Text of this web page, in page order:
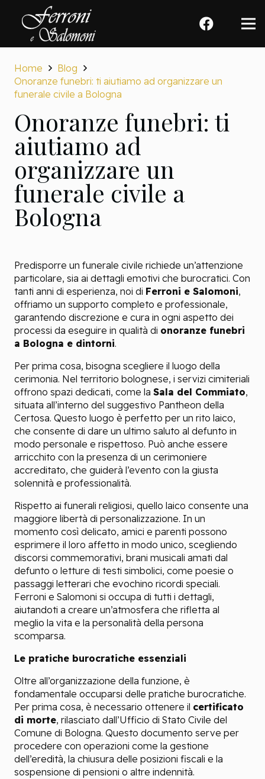
Home
Blog
Onoranze funebri: ti aiutiamo ad organizzare un
funerale civile a Bologna
Onoranze funebri: ti
aiutiamo ad
organizzare un
funerale civile a
Bologna
Predisporre un funerale civile richiede un’attenzione
particolare, sia ai dettagli emotivi che burocratici. Con
tanti anni di esperienza, noi di Ferroni e Salomoni,
offriamo un supporto completo e professionale,
garantendo discrezione e cura in ogni aspetto dei
processi da eseguire in qualità di onoranze funebri
a Bologna e dintorni.
Per prima cosa, bisogna scegliere il luogo della
cerimonia. Nel territorio bolognese, i servizi cimiteriali
offrono spazi dedicati, come la Sala del Commiato,
situata all’interno del suggestivo Pantheon della
Certosa. Questo luogo è perfetto per un rito laico,
che consente di dare un ultimo saluto al defunto in
modo personale e rispettoso. Può anche essere
arricchito con la presenza di un cerimoniere
accreditato, che guiderà l’evento con la giusta
solennità e professionalità.
Rispetto ai funerali religiosi, quello laico consente una
maggiore libertà di personalizzazione. In un
momento così delicato, amici e parenti possono
esprimere il loro affetto in modo unico, scegliendo
discorsi commemorativi, brani musicali amati dal
defunto o letture di testi simbolici, come poesie o
passaggi letterari che evochino ricordi speciali.
Ferroni e Salomoni si occupa di tutti i dettagli,
aiutandoti a creare un’atmosfera che rifletta al
meglio la vita e la personalità della persona
scomparsa.
Le pratiche burocratiche essenziali
Oltre all’organizzazione della funzione, è
fondamentale occuparsi delle pratiche burocratiche.
Per prima cosa, è necessario ottenere il certificato
di morte, rilasciato dall’Ufficio di Stato Civile del
Comune di Bologna. Questo documento serve per
procedere con operazioni come la gestione
dell’eredità, la chiusura delle posizioni fiscali e la
sospensione di pensioni o altre indennità.